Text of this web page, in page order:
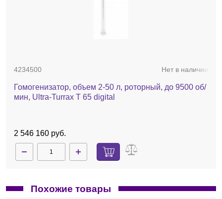
4234500 Нет в наличии
Гомогенизатор, объем 2-50 л, роторный, до 9500 об/
мин, Ultra-Turrax T 65 digital
2 546 160 руб.
Похожие товары